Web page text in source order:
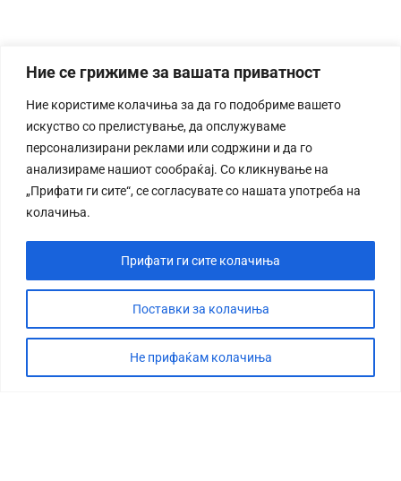
Ние се грижиме за вашата приватност
Ние користиме колачиња за да го подобриме вашето
искуство со прелистување, да опслужуваме
персонализирани реклами или содржини и да го
анализираме нашиот сообраќај. Со кликнување на
„Прифати ги сите“, се согласувате со нашата употреба на
колачиња.
Поставки за колачиња
Не прифаќам колачиња
Прифати ги сите колачиња